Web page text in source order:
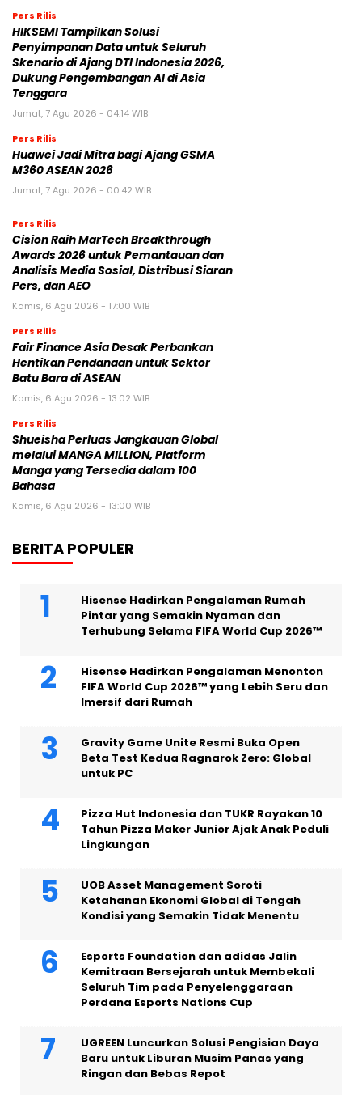
Pers Rilis
HIKSEMI Tampilkan Solusi
Penyimpanan Data untuk Seluruh
Skenario di Ajang DTI Indonesia 2026,
Dukung Pengembangan AI di Asia
Tenggara
Jumat, 7 Agu 2026 - 04:14 WIB
Pers Rilis
Huawei Jadi Mitra bagi Ajang GSMA
M360 ASEAN 2026
Jumat, 7 Agu 2026 - 00:42 WIB
Pers Rilis
Cision Raih MarTech Breakthrough
Awards 2026 untuk Pemantauan dan
Analisis Media Sosial, Distribusi Siaran
Pers, dan AEO
Kamis, 6 Agu 2026 - 17:00 WIB
Pers Rilis
Fair Finance Asia Desak Perbankan
Hentikan Pendanaan untuk Sektor
Batu Bara di ASEAN
Kamis, 6 Agu 2026 - 13:02 WIB
Pers Rilis
Shueisha Perluas Jangkauan Global
melalui MANGA MILLION, Platform
Manga yang Tersedia dalam 100
Bahasa
Kamis, 6 Agu 2026 - 13:00 WIB
BERITA POPULER
Hisense Hadirkan Pengalaman Rumah
Pintar yang Semakin Nyaman dan
Terhubung Selama FIFA World Cup 2026™
Hisense Hadirkan Pengalaman Menonton
FIFA World Cup 2026™ yang Lebih Seru dan
Imersif dari Rumah
Gravity Game Unite Resmi Buka Open
Beta Test Kedua Ragnarok Zero: Global
untuk PC
Pizza Hut Indonesia dan TUKR Rayakan 10
Tahun Pizza Maker Junior Ajak Anak Peduli
Lingkungan
UOB Asset Management Soroti
Ketahanan Ekonomi Global di Tengah
Kondisi yang Semakin Tidak Menentu
Esports Foundation dan adidas Jalin
Kemitraan Bersejarah untuk Membekali
Seluruh Tim pada Penyelenggaraan
Perdana Esports Nations Cup
UGREEN Luncurkan Solusi Pengisian Daya
Baru untuk Liburan Musim Panas yang
Ringan dan Bebas Repot